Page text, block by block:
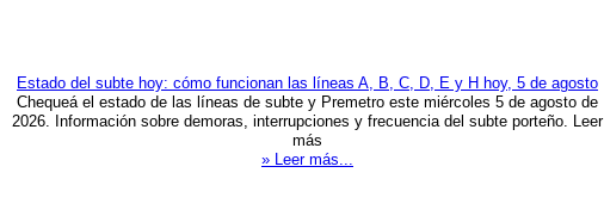
Estado del subte hoy: cómo funcionan las líneas A, B, C, D, E y H hoy, 5 de agosto
Chequeá el estado de las líneas de subte y Premetro este miércoles 5 de agosto de
2026. Información sobre demoras, interrupciones y frecuencia del subte porteño. Leer
más
» Leer más...